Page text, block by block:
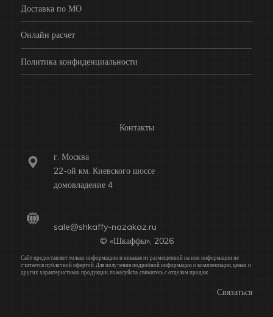
Доставка по МО
Онлайн расчет
Политика конфиденциальности
Контакты
г. Москва
22-ой км. Киевского шоссе
домовладение 4
sale@shkaffy-nazakaz.ru
© «Шкаффы», 2026
Сайт предоставляет только информацию и никакая из размещенной на нем информации не
считается публичной офертой. Для получения подробной информации о комплектации, ценах и
других характеристиках продукции, пожалуйста, свяжитесь с отделом продаж.
Связаться